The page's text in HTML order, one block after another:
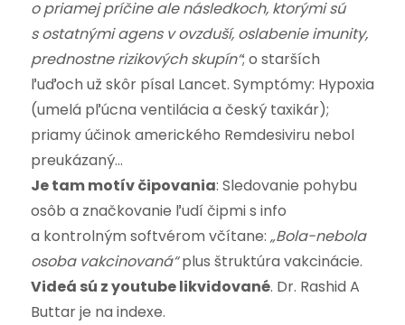
o priamej príčine ale následkoch, ktorými sú
s ostatnými agens v ovzduší, oslabenie imunity,
prednostne rizikových skupín“; o starších
ľuďoch už skôr písal Lancet. Symptómy: Hypoxia
(umelá pľúcna ventilácia a český taxikár);
priamy účinok amerického Remdesiviru nebol
preukázaný…
Je tam motív čipovania: Sledovanie pohybu
osôb a značkovanie ľudí čipmi s info
a kontrolným softvérom včítane: „Bola-nebola
osoba vakcinovaná“plus štruktúra vakcinácie.
Videá sú z youtube likvidované. Dr. Rashid A
Buttar je na indexe.